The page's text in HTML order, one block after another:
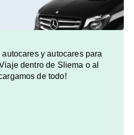
y autocares para
dentro de Sliema o al
de todo!